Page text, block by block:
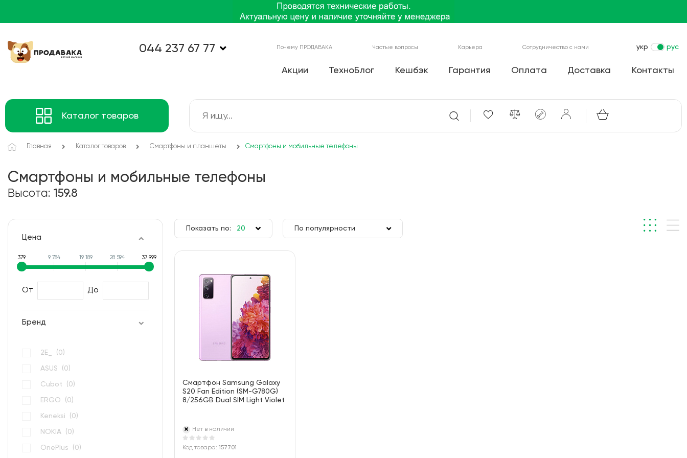
044 237 67 77 Почему ПРОДАВАКА Частые вопросы Карьера Сотрудничество с нами укр рус
Акции ТехноБлог Кешбэк Гарантия Оплата Доставка Контакты
Каталог товаров
Главная Каталог товаров Смартфоны и планшеты Смартфоны и мобильные телефоны
Смартфоны и мобильные телефоны
Высота: 159.8
Цена
379 9 784 19 189 28 594 37 999
От До
Бренд
2E_ (0)
ASUS (0)
Cubot (0)
ERGO (0)
Keneksi (0)
NOKIA (0)
OnePlus (0)
Показать по:
20
100
По популярности
Смартфон Samsung Galaxy
S20 Fan Edition (SM-G780G)
8/256GB Dual SIM Light Violet
Нет в наличии
Код товара: 157701